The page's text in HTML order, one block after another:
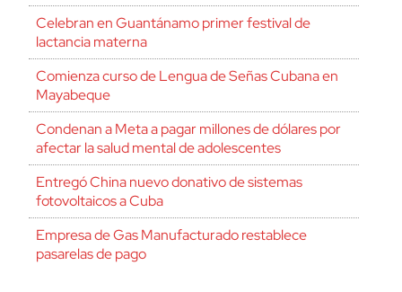
Celebran en Guantánamo primer festival de
lactancia materna
Comienza curso de Lengua de Señas Cubana en
Mayabeque
Condenan a Meta a pagar millones de dólares por
afectar la salud mental de adolescentes
Entregó China nuevo donativo de sistemas
fotovoltaicos a Cuba
Empresa de Gas Manufacturado restablece
pasarelas de pago